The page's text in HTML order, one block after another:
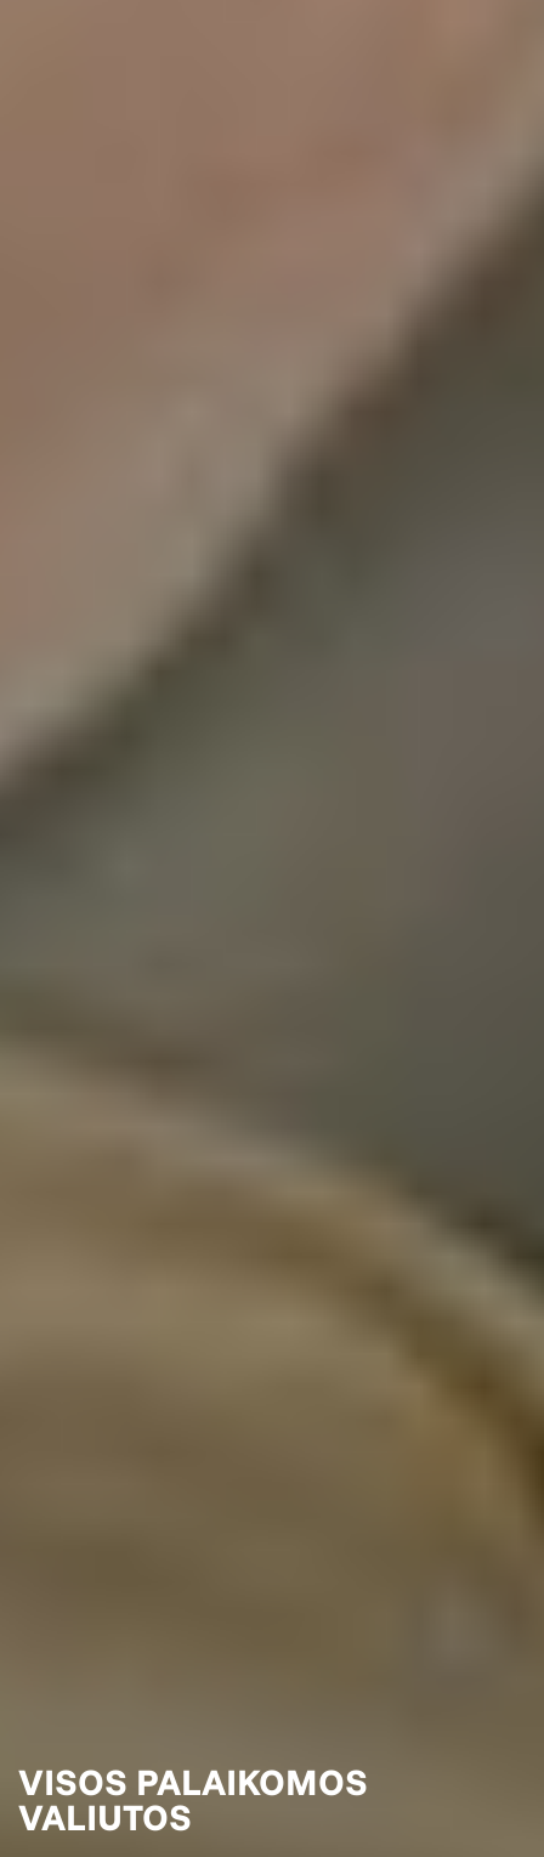
VISOS PALAIKOMOS
VALIUTOS